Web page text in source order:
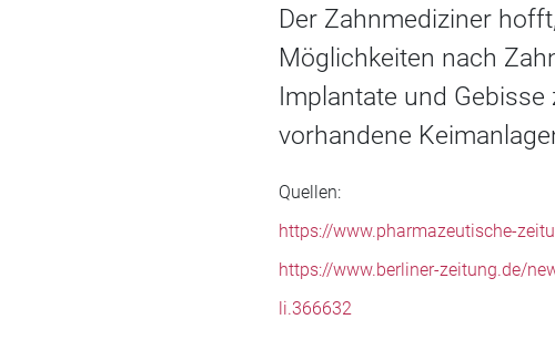
Der Zahnmediziner
Möglichkeiten nach
Implantate und
vorhandene
Quellen:
https://www.pharmazeutische-
https://www.berliner-zeitung.de/
li.366632